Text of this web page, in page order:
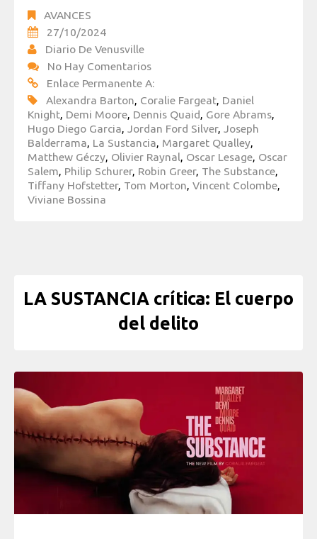
AVANCES
27/10/2024
Diario De Venusville
No Hay Comentarios
Enlace Permanente A:
Alexandra Barton, Coralie Fargeat, Daniel
Knight, Demi Moore, Dennis Quaid, Gore Abrams,
Hugo Diego Garcia, Jordan Ford Silver, Joseph
Balderrama, La Sustancia, Margaret Qualley,
Matthew Géczy, Olivier Raynal, Oscar Lesage, Oscar
Salem, Philip Schurer, Robin Greer, The Substance,
Tiffany Hofstetter, Tom Morton, Vincent Colombe,
Viviane Bossina
LA SUSTANCIA crítica: El cuerpo
del delito